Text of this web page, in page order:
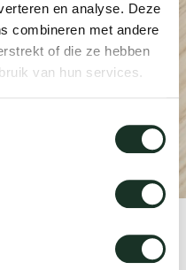
en analyse. Deze
combineren met andere
of die ze hebben
van hun services.
dick
karel